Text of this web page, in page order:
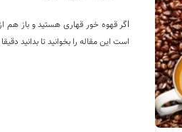
اگر قهوه خور قهاری هستید و باز هم
است این مقاله را بخوانید تا بدانید